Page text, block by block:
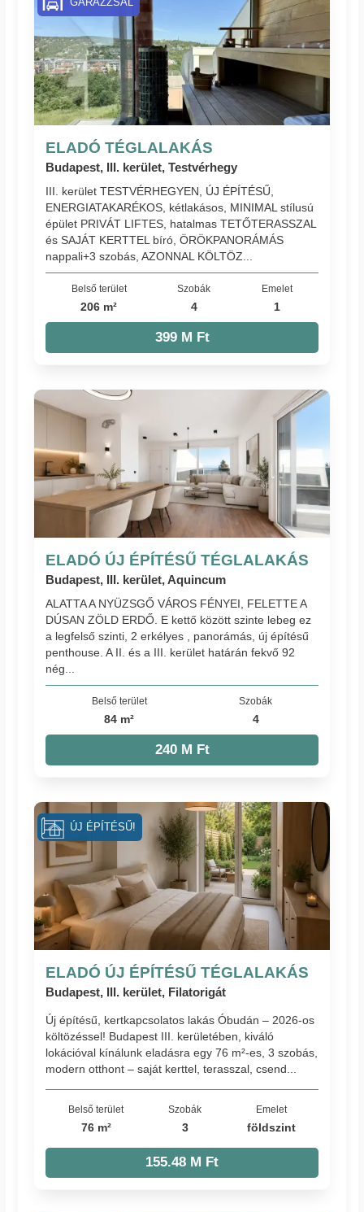
ELADÓ TÉGLALAKÁS
Budapest, III. kerület, Testvérhegy
III. kerület TESTVÉRHEGYEN, ÚJ ÉPÍTÉSŰ,
ENERGIATAKARÉKOS, kétlakásos, MINIMAL stílusú
épület PRIVÁT LIFTES, hatalmas TETŐTERASSZAL
és SAJÁT KERTTEL bíró, ÖRÖKPANORÁMÁS
nappali+3 szobás, AZONNAL KÖLTÖZ...
Belső terület
206 m²
Szobák
4
Emelet
1
399 M Ft
GARÁZZSAL
ELADÓ ÚJ ÉPÍTÉSŰ TÉGLALAKÁS
Budapest, III. kerület, Aquincum
ALATTA A NYÜZSGŐ VÁROS FÉNYEI, FELETTE A
DÚSAN ZÖLD ERDŐ. E kettő között szinte lebeg ez
a legfelső szinti, 2 erkélyes , panorámás, új építésű
penthouse. A II. és a III. kerület határán fekvő 92
nég...
Belső terület
84 m²
Szobák
4
240 M Ft
ELADÓ ÚJ ÉPÍTÉSŰ TÉGLALAKÁS
Budapest, III. kerület, Filatorigát
Új építésű, kertkapcsolatos lakás Óbudán – 2026-os
költözéssel! Budapest III. kerületében, kiváló
lokációval kínálunk eladásra egy 76 m²-es, 3 szobás,
modern otthont – saját kerttel, terasszal, csend...
Belső terület
76 m²
Szobák
3
Emelet
földszint
155.48 M Ft
ÚJ ÉPÍTÉSŰ!